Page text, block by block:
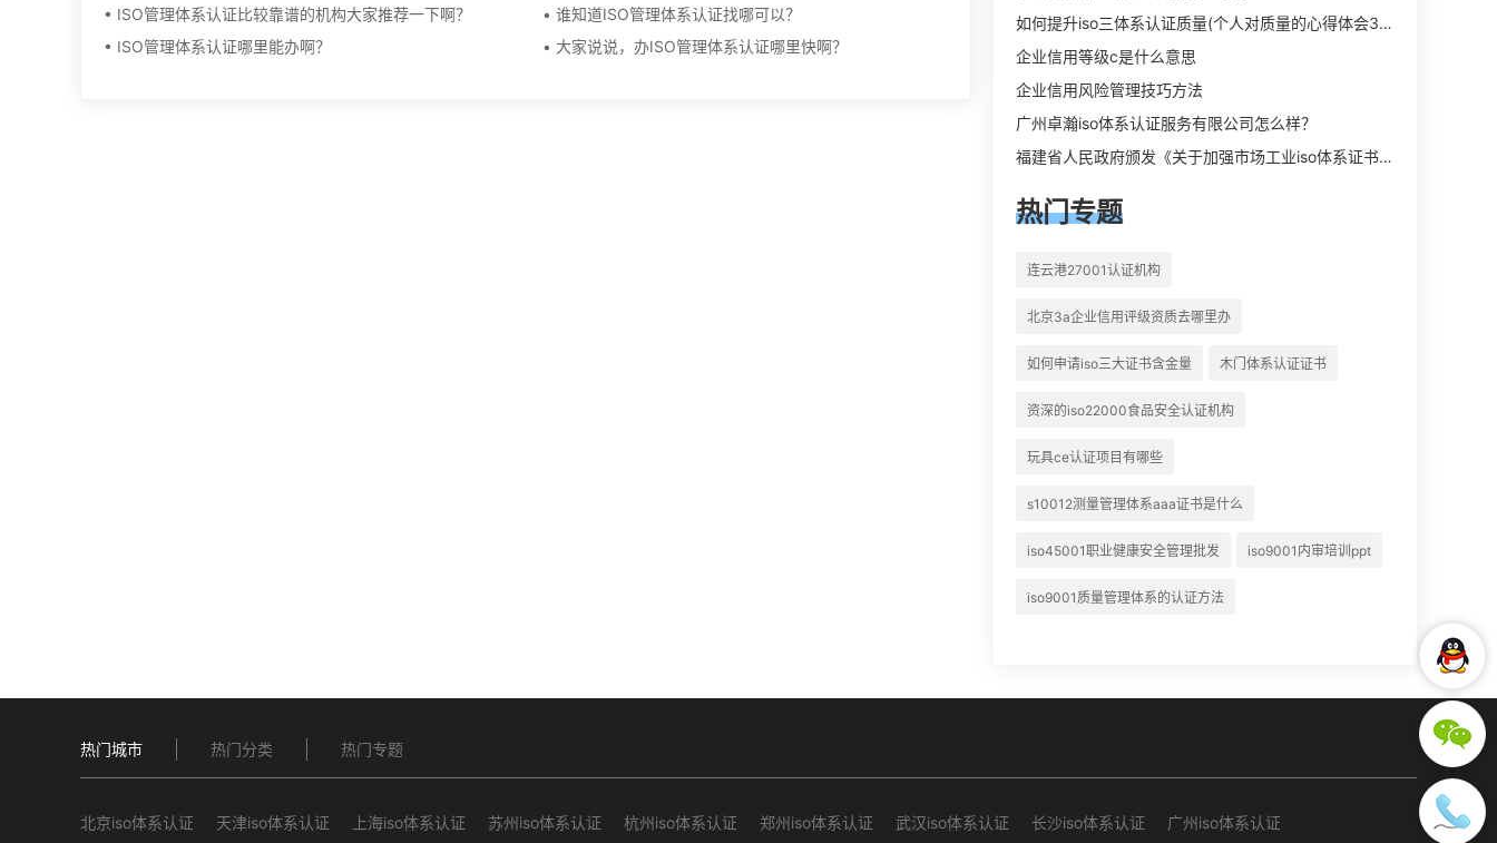
• ISO管理体系认证比较靠谱的机构大家推荐一下啊？
• ISO管理体系认证哪里能办啊？
• 谁知道ISO管理体系认证找哪可以？
• 大家说说，办ISO管理体系认证哪里快啊？
如何提升iso三体系认证质量(个人对质量的心得体会300字)
企业信用等级c是什么意思
企业信用风险管理技巧方法
广州卓瀚iso体系认证服务有限公司怎么样？
福建省人民政府颁发《关于加强市场工业iso体系证书质量监督检验与管理的暂行规定》的通知
热门专题
连云港27001认证机构
北京3a企业信用评级资质去哪里办
如何申请iso三大证书含金量 木门体系认证证书
资深的iso22000食品安全认证机构
玩具ce认证项目有哪些
s10012测量管理体系aaa证书是什么
iso45001职业健康安全管理批发 iso9001内审培训ppt
iso9001质量管理体系的认证方法
热门城市 热门分类 热门专题
北京iso体系认证 天津iso体系认证 上海iso体系认证 苏州iso体系认证 杭州iso体系认证 郑州iso体系认证 武汉iso体系认证 长沙iso体系认证 广州iso体系认证